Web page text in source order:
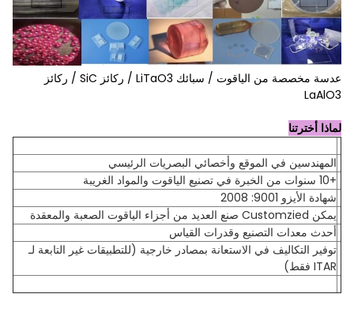
عدسة مخصصة من الياقوت / سبائك LiTaO3 / ركائز SiC / ركائز
LaAlO3
لماذا أخترتنا
المهندسين في الموقع وأخصائي البصريات الرئيسي
+10 سنوات من الخبرة في تصنيع الياقوت والمواد الغريبة
شهادة الأيزو 9001: 2008
يمكن Customzied صنع العديد من أجزاء الياقوت الصعبة والمعقدة
أحدث معدات التصنيع وقدرات القياس
توفير التكاليف في الاستعانة بمصادر خارجية (للتطبيقات غير التابعة لـ
ITAR فقط)